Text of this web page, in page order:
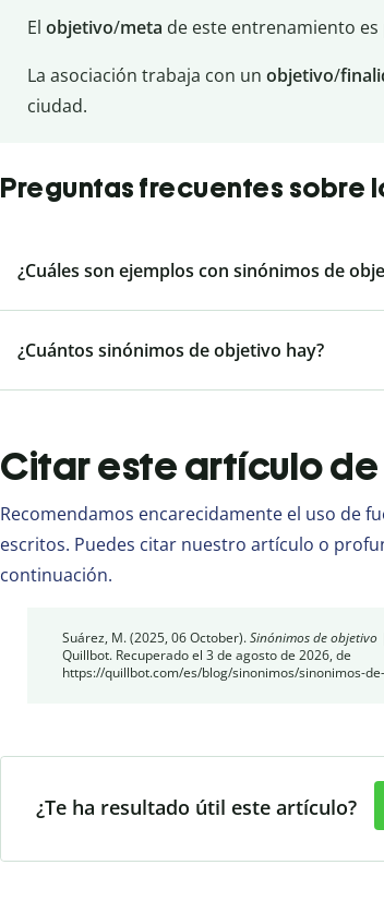
El objetivo/meta de este entrenamiento
La asociación trabaja con un objetivo/
ciudad.
Preguntas frecuentes sobre
¿Cuáles son ejemplos con sinónimos de
¿Cuántos sinónimos de objetivo hay?
Citar este artículo de
Recomendamos encarecidamente el uso de
escritos. Puedes citar nuestro artículo o
continuación.
Suárez, M. (2025, 06 October).Sinónimos de objetivo
Quillbot. Recuperado el 3 de agosto de 2026, de
https://quillbot.com/es/blog/sinonimos/sinonimos-
¿Te ha resultado útil este artículo?